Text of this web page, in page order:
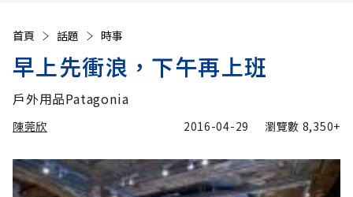
首頁 話題 時事
早上先衝浪，下午再上班
戶外用品Patagonia
陳莞欣 2016-04-29 瀏覽數 8,350+